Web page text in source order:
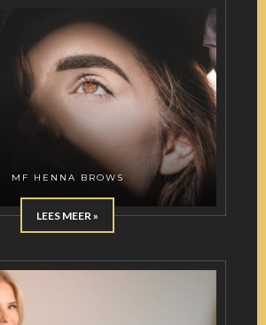
MF HENNA BROWS
LEES MEER »